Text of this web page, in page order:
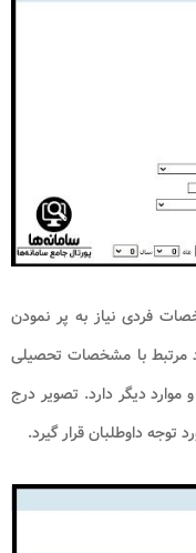
فردی نیاز به پر نمودن
مرتبط با مشخصات تحصیلی
دیگر دارد. تصویر درج
توجه داوطلبان قرار گیرد.